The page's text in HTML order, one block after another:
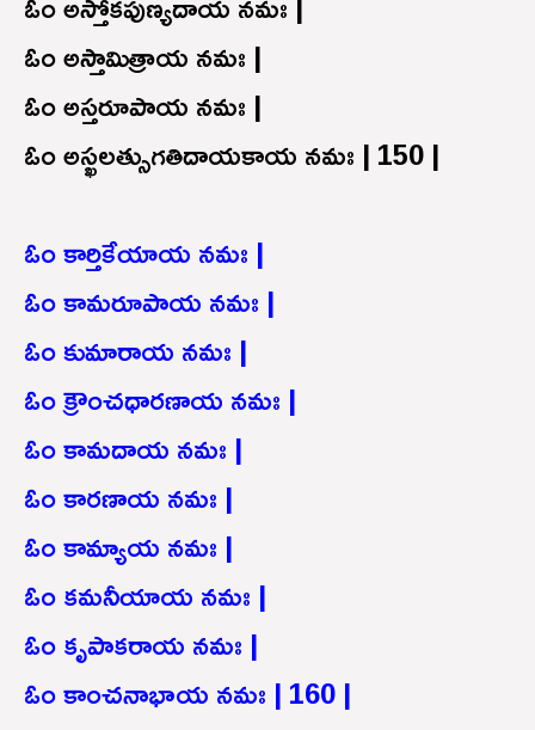
ఓం అస్తామిత్రాయ నమః |
ఓం అస్తరూపాయ నమః |
ఓం అస్ఖలత్సుగతిదాయకాయ నమః | 150 |
ఓం కార్తికేయాయ నమః |
ఓం కామరూపాయ నమః |
ఓం కుమారాయ నమః |
ఓం క్రౌంచధారణాయ నమః |
ఓం కామదాయ నమః |
ఓం కారణాయ నమః |
ఓం కామ్యాయ నమః |
ఓం కమనీయాయ నమః |
ఓం కృపాకరాయ నమః |
ఓం కాంచనాభాయ నమః | 160 |